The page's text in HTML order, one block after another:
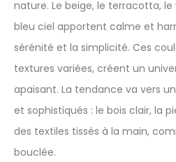
nature. Le beige, le terracotta,
bleu ciel apportent calme et
sérénité et la simplicité. Ces
textures variées, créent un
apaisant. La tendance va vers
et sophistiqués : le bois clair, la
des textiles tissés à la main,
bouclée.